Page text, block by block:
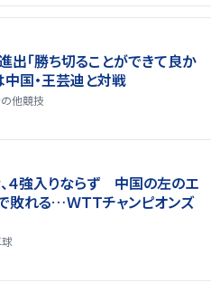
出「勝ち切ることができて良か
国・王芸迪と対戦
他競技
、４強入りならず 中国の左のエ
敗れる…ＷＴＴチャンピオンズ